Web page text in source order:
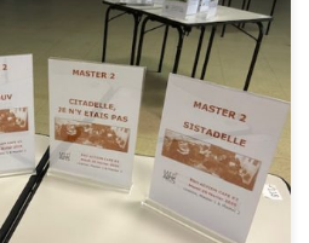
de projet, l’ensemble des
Culturelle des Arts – Master et
les étudiant·es du DNMADE en
enseignante et des partenaires
collective « Pro Action Café
».